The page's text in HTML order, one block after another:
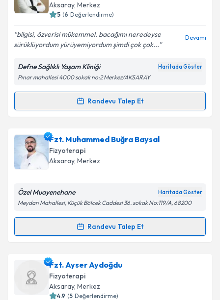
Aksaray, Merkez
5 (6 Değerlendirme)
bilgisi, özverisi mükemmel. bacağımı neredeyse
sürüklüyordum yürüyemiyordum şimdi çok çok...
Devamı
Defne Sağlıklı Yaşam Kliniği Haritada Göster
Pınar mahallesi 4000 sokak no:2 Merkez/AKSARAY
Randevu Talep Et
Randevu Takvimi Talebi
Fzt. Metin İçliiçin randevu takvimi talebi oluşturun.
Size bu uzmandan randevu almanız için bir takvim
hazırlandığında e-posta ile bilgilendireceğiz.
Kişisel verilerimin işlenmesine ilişkin
Metni'ni okudum ve kişisel verilerimin belirtilen
Takvim Talebini Gönder
Fzt. Muhammed Buğra Baysal
Fizyoterapi
Aksaray, Merkez
Özel Muayenehane Haritada Göster
Meydan Mahallesi, Küçük Bölcek Caddesi 36. sokak No:119/A, 68200
Randevu Talep Et
Randevu Takvimi Talebi
Fzt. Muhammed Buğra Baysal
talebi oluşturun. Size bu uzmandan randevu almanız
için bir takvim hazırlandığında e-posta ile
bilgilendireceğiz.
Fzt. Ayser Aydoğdu
Fizyoterapi
Aksaray, Merkez
4.9 (5 Değerlendirme)